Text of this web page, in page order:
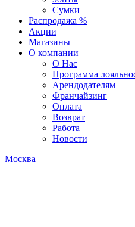
Сумки
Распродажа %
Акции
Магазины
О компании
О Нас
Программа
Арендодателям
Франчайзинг
Оплата
Возврат
Работа
Новости
Москва